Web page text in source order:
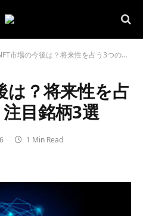
市場の今後は？将来性を占う3つの動向と注目銘柄3選
は？将来性を占
目銘柄3選
1 Min Read